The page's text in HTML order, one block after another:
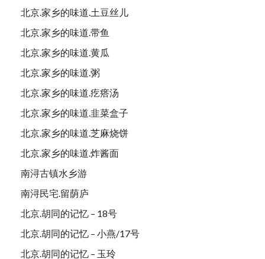
北京.家乡的味道.土豆丝儿
北京.家乡的味道.带鱼
北京.家乡的味道.黄瓜
北京.家乡的味道.粥
北京.家乡的味道.疙瘩汤
北京.家乡的味道.韭菜盒子
北京.家乡的味道.芝麻烧饼
北京.家乡的味道.炸酱面
南浔古镇水乡游
南浔民宅.留荫庐
北京.胡同的记忆 – 18号
北京.胡同的记忆 – 小燕/17号
北京.胡同的记忆 – 玉玲